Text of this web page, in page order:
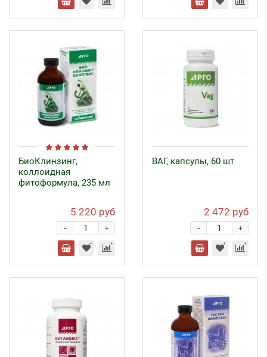
БиоКлинзинг,
коллоидная
фитоформула, 235 мл
5 220 руб
+
-
ВАГ, капсулы, 60 шт
2 472 руб
+
-